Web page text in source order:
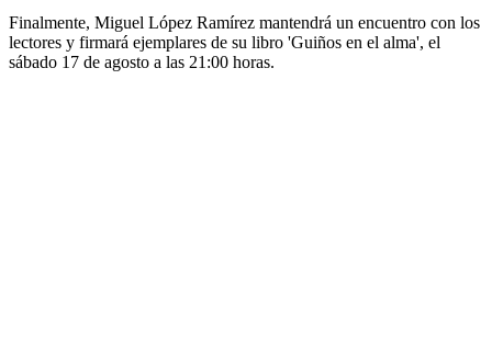
Finalmente, Miguel López Ramírez mantendrá un encuentro con los
lectores y firmará ejemplares de su libro 'Guiños en el alma', el
sábado 17 de agosto a las 21:00 horas.